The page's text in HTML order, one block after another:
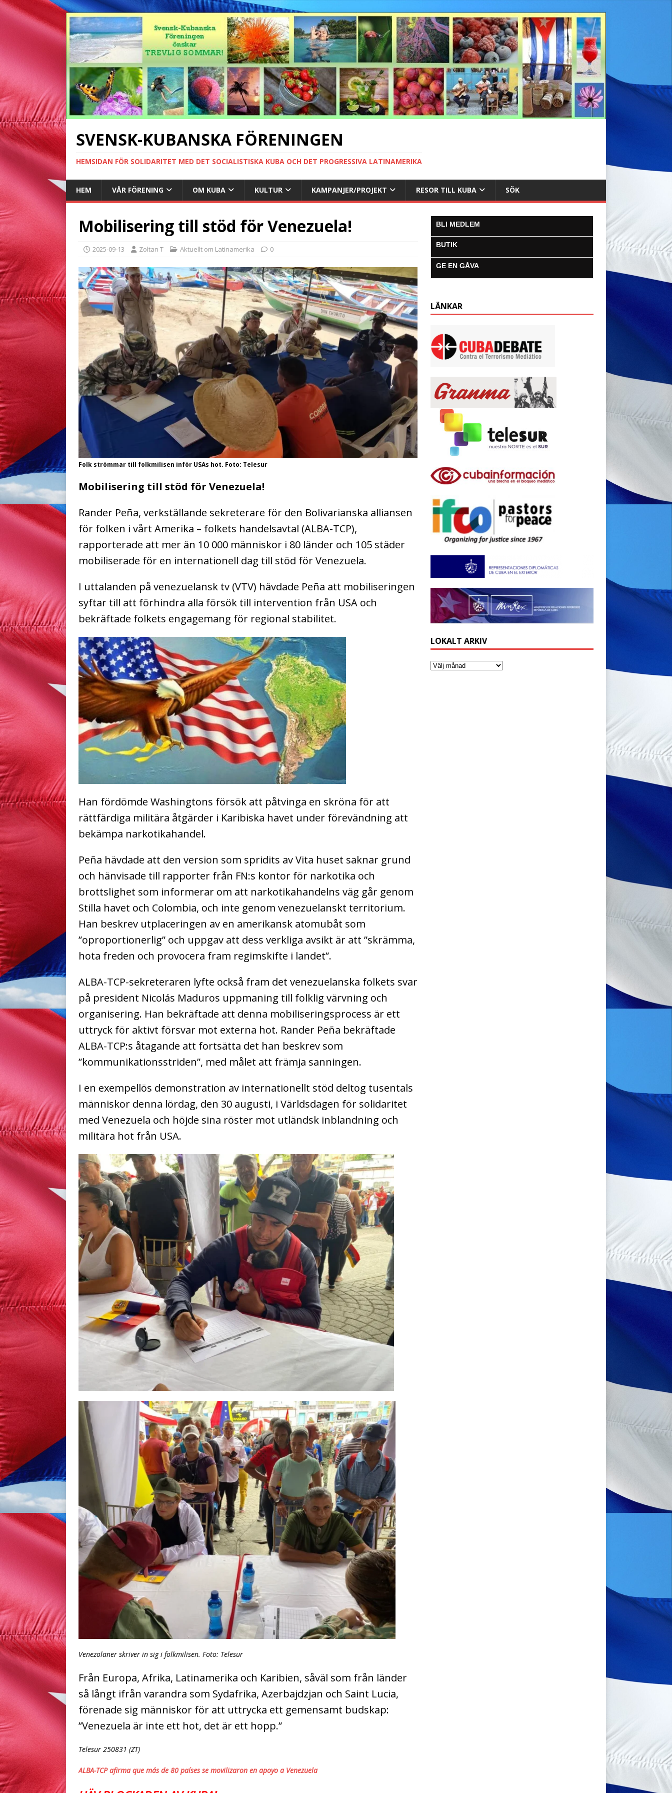
SVENSK-KUBANSKA FÖRENINGEN
HEMSIDAN FÖR SOLIDARITET MED DET SOCIALISTISKA KUBA OCH DET PROGRESSIVA LATINAMERIKA
HEM VÅR FÖRENING OM KUBA KULTUR KAMPANJER/PROJEKT RESOR TILL KUBA SÖK
Mobilisering till stöd för Venezuela!
2025-09-13 Zoltan T Aktuellt om Latinamerika 0
Folk strömmar till folkmilisen inför USAs hot. Foto: Telesur
Mobilisering till stöd för Venezuela!
Rander Peña, verkställande sekreterare för den Bolivarianska alliansen
för folken i vårt Amerika – folkets handelsavtal (ALBA-TCP),
rapporterade att mer än 10 000 människor i 80 länder och 105 städer
mobiliserade för en internationell dag till stöd för Venezuela.
I uttalanden på venezuelansk tv (VTV) hävdade Peña att mobiliseringen
syftar till att förhindra alla försök till intervention från USA och
bekräftade folkets engagemang för regional stabilitet.
Han fördömde Washingtons försök att påtvinga en skröna för att
rättfärdiga militära åtgärder i Karibiska havet under förevändning att
bekämpa narkotikahandel.
Peña hävdade att den version som spridits av Vita huset saknar grund
och hänvisade till rapporter från FN:s kontor för narkotika och
brottslighet som informerar om att narkotikahandelns väg går genom
Stilla havet och Colombia, och inte genom venezuelanskt territorium.
Han beskrev utplaceringen av en amerikansk atomubåt som
”oproportionerlig” och uppgav att dess verkliga avsikt är att ”skrämma,
hota freden och provocera fram regimskifte i landet”.
ALBA-TCP-sekreteraren lyfte också fram det venezuelanska folkets svar
på president Nicolás Maduros uppmaning till folklig värvning och
organisering. Han bekräftade att denna mobiliseringsprocess är ett
uttryck för aktivt försvar mot externa hot. Rander Peña bekräftade
ALBA-TCP:s åtagande att fortsätta det han beskrev som
”kommunikationsstriden”, med målet att främja sanningen.
I en exempellös demonstration av internationellt stöd deltog tusentals
människor denna lördag, den 30 augusti, i Världsdagen för solidaritet
med Venezuela och höjde sina röster mot utländsk inblandning och
militära hot från USA.
Venezolaner skriver in sig i folkmilisen. Foto: Telesur
Från Europa, Afrika, Latinamerika och Karibien, såväl som från länder
så långt ifrån varandra som Sydafrika, Azerbajdzjan och Saint Lucia,
förenade sig människor för att uttrycka ett gemensamt budskap:
”Venezuela är inte ett hot, det är ett hopp.”
Telesur 250831 (ZT)
ALBA-TCP afirma que más de 80 países se movilizaron en apoyo a Venezuela
BLI MEDLEM
BUTIK
GE EN GÅVA
LÄNKAR
LOKALT ARKIV